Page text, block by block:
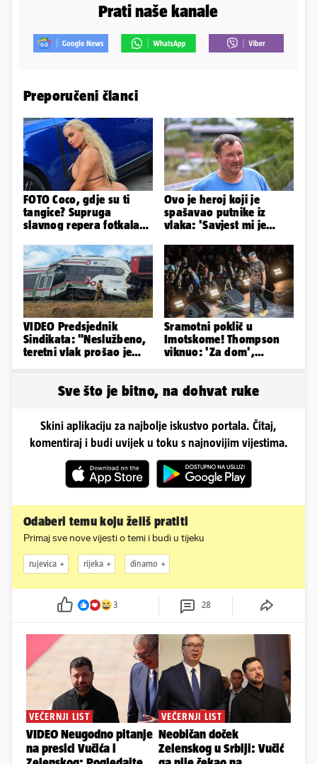
Prati naše kanale
Preporučeni članci
FOTO Coco, gdje su ti
tangice? Supruga
slavnog repera fotkala
sve
Ovo je heroj koji je
spašavao putnike iz
vlaka: 'Savjest mi je
napravim...'
VIDEO Predsjednik
Sindikata: "Neslužbeno,
teretni vlak prošao je
Sramotni poklič u
Imotskome! Thompson
viknuo: 'Za dom',
Sve što je bitno, na dohvat ruke
Skini aplikaciju za najbolje iskustvo portala. Čitaj,
komentiraj i budi uvijek u toku s najnovijim vijestima.
Odaberi temu koju želiš pratiti
Primaj sve nove vijesti o temi i budi u tijeku
rujevica rijeka dinamo
3 28